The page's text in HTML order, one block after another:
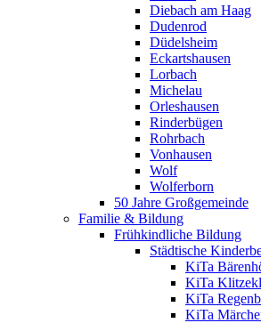
Diebach am Haag
Dudenrod
Düdelsheim
Eckartshausen
Lorbach
Michelau
Orleshausen
Rinderbügen
Rohrbach
Vonhausen
Wolf
Wolferborn
50 Jahre Großgemeinde
Familie & Bildung
Frühkindliche Bildung
Städtische
KiTa
KiTa
KiTa
KiTa